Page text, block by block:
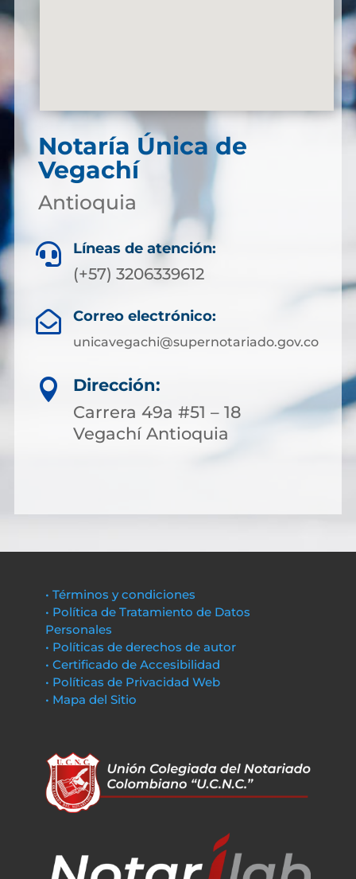
Notaría Única de
Vegachí
Antioquia
 Líneas de atención:
(+57) 3206339612
 Correo electrónico:
unicavegachi@supernotariado.gov.co

Dirección:
Carrera 49a #51 – 18
Vegachí Antioquia
• Términos y condiciones
• Política de Tratamiento de Datos
Personales
• Políticas de derechos de autor
• Certificado de Accesibilidad
• Políticas de Privacidad Web
• Mapa del Sitio